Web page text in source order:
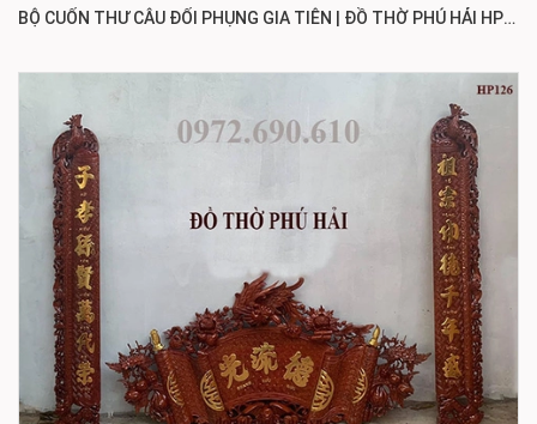
BỘ CUỐN THƯ CÂU ĐỐI PHỤNG GIA TIÊN | ĐỒ THỜ PHÚ HẢI HP127